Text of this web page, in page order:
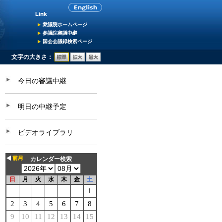
衆議院ホームページ
参議院審議中継
国会会議録検索ページ
文字の大きさ：
今日の審議中継
明日の中継予定
ビデオライブラリ
カレンダー検索
日 月 火 水 木 金 土
1
2
3 4 5 6 7
8
9
10 11 12 13 14
15